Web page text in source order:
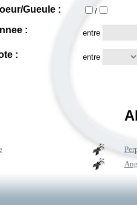
Gueule : /
: entre
: entre